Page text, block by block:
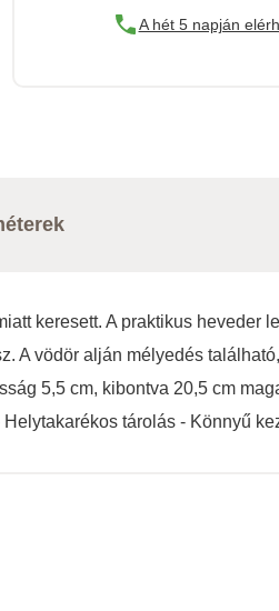
A hét 5 napján
keresett. A praktikus heveder
A vödör alján mélyedés
5,5 cm, kibontva 20,5 cm
tárolás - Könnyű